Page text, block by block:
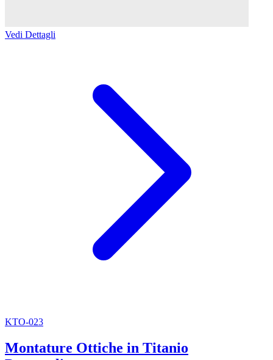
Vedi Dettagli
KTO-023
Montature Ottiche in Titanio